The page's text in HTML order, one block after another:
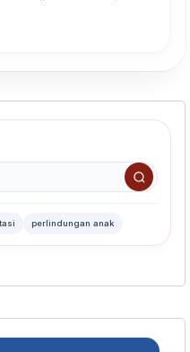
perlindungan anak